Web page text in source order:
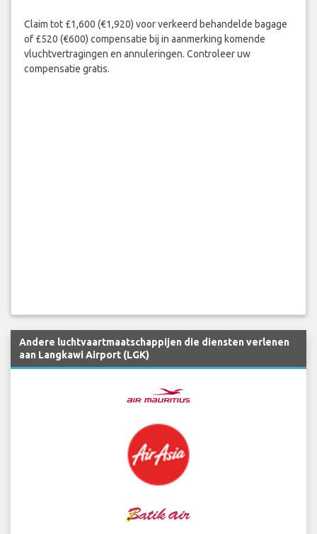
Claim tot £1,600 (€1,920) voor verkeerd behandelde bagage
of £520 (€600) compensatie bij in aanmerking komende
vluchtvertragingen en annuleringen. Controleer uw
compensatie gratis.
Andere luchtvaartmaatschappijen die diensten verlenen
aan Langkawi Airport (LGK)